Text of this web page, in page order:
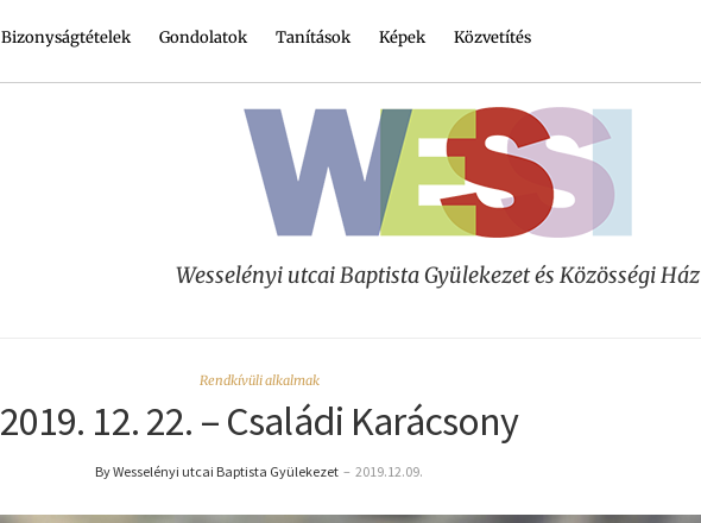
Bizonyságtételek Gondolatok Tanítások Képek Közvetítés
Wesselényi utcai Baptista Gyülekezet és Közösségi Ház
Rendkívüli alkalmak
2019. 12. 22. – Családi Karácsony
By Wesselényi utcai Baptista Gyülekezet – 2019.12.09.